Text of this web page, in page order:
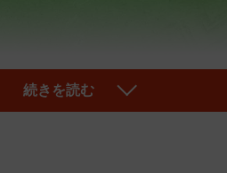
続きを読む